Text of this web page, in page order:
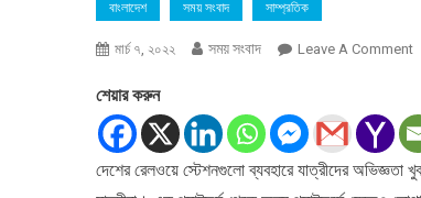
বাংলাদেশ সময় সংবাদ সাম্প্রতিক
মার্চ ৭, ২০২২ সময় সংবাদ Leave A CommentOn
শেয়ার করুন
দেশের রেলওয়ে স্টেশনগুলো ব্যবহারে যাত্রীদের